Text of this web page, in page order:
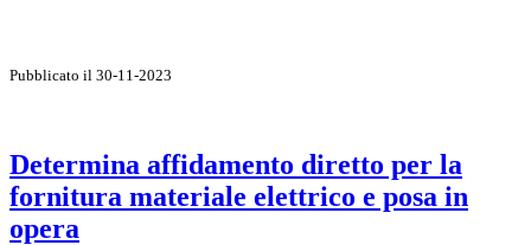
Pubblicato il 30-11-2023
Determina affidamento diretto per la
fornitura materiale elettrico e posa in
opera